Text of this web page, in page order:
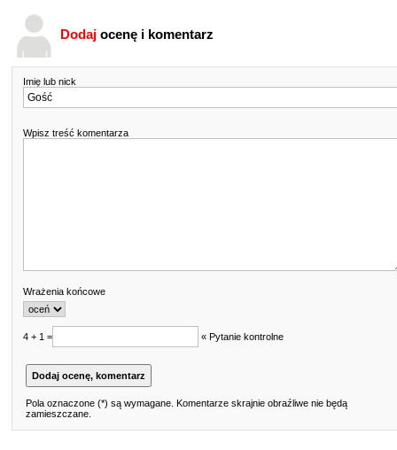
Dodaj ocenę i komentarz
Imię lub nick
Wpisz treść komentarza
Wrażenia końcowe
4 + 1 = « Pytanie kontrolne
Pola oznaczone (*) są wymagane. Komentarze skrajnie obraźliwe nie będą
zamieszczane.